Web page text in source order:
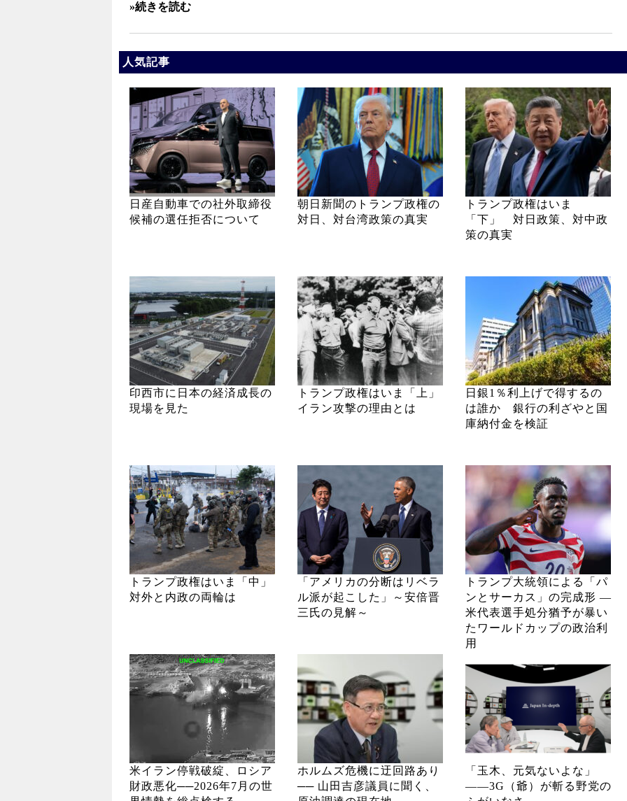
»続きを読む
人気記事
日産自動車での社外取締役
候補の選任拒否について
朝日新聞のトランプ政権の
対日、対台湾政策の真実
トランプ政権はいま
「下」 対日政策、対中政
策の真実
印西市に日本の経済成長の
現場を見た
トランプ政権はいま「上」
イラン攻撃の理由とは
日銀1％利上げで得するの
は誰か 銀行の利ざやと国
庫納付金を検証
トランプ政権はいま「中」
対外と内政の両輪は
「アメリカの分断はリベラ
ル派が起こした」～安倍晋
三氏の見解～
トランプ大統領による「パ
ンとサーカス」の完成形 ―
米代表選手処分猶予が暴い
たワールドカップの政治利
用
米イラン停戦破綻、ロシア
財政悪化──2026年7月の世
ホルムズ危機に迂回路あり
── 山田吉彦議員に聞く、
「玉木、元気ないよな」
――3G（爺）が斬る野党の